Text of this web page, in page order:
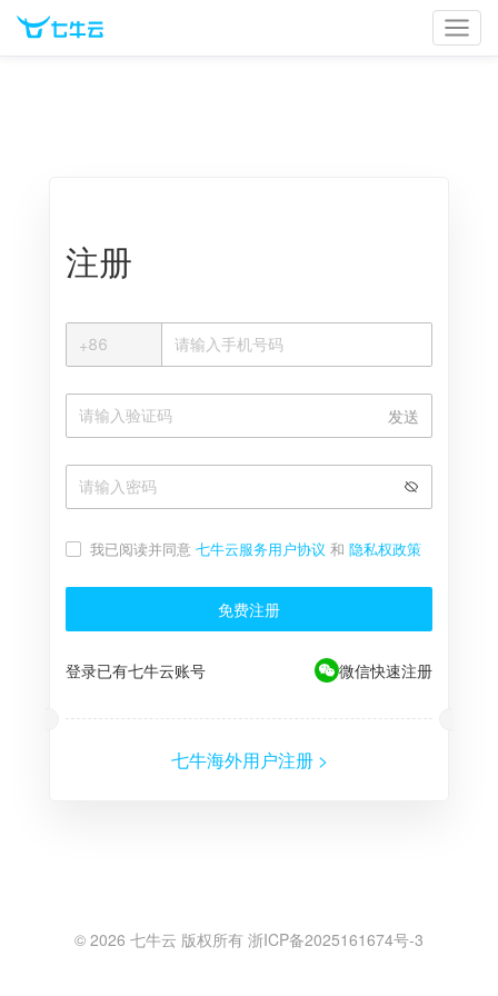
注册
+
+86
发送
我已阅读并同意 七牛云服务用户协议 和 隐私权政策
免费注册
登录已有七牛云账号 微信快速注册
七牛海外用户注册 >
© 2026 七牛云 版权所有 浙ICP备2025161674号-3